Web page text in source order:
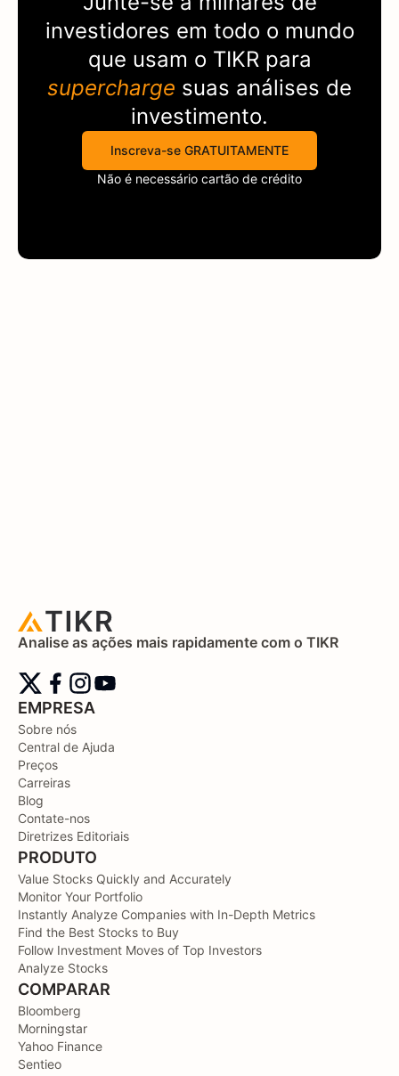
investidores em todo o mundo
que usam o TIKRpara
supercharge suas análises de
investimento.
Inscreva-se GRATUITAMENTE
Não é necessário cartão de crédito
Analise as ações mais rapidamente com o TIKR
EMPRESA
Sobre nós
Central de Ajuda
Preços
Carreiras
Blog
Contate-nos
Diretrizes Editoriais
PRODUTO
Value Stocks Quickly and Accurately
Monitor Your Portfolio
Instantly Analyze Companies with In-Depth Metrics
Find the Best Stocks to Buy
Follow Investment Moves of Top Investors
Analyze Stocks
COMPARAR
Bloomberg
Morningstar
Yahoo Finance
Sentieo